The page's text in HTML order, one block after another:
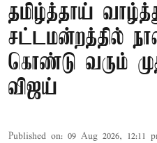
தமிழ்த்தாய்
சட்டமன்றத்தில்
கொண்டு வரும்
விஜய்
Published on: 09 Aug 2026, 12:11